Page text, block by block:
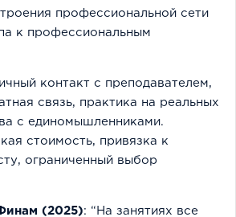
профессиональной сети
к профессиональным
контакт с преподавателем,
связь, практика на реальных
с единомышленниками.
стоимость, привязка к
ограниченный выбор
(2025): “На занятиях все